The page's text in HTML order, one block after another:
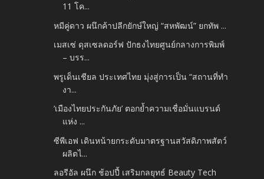
11 โค...
หมีคู่ดาว ผนึกค้าปลีกยักษ์ใหญ่ “สหพัฒน์” ยกทัพ ...
เมสเซ่ ดุสเซลดอร์ฟ ปักธงไทยศูนย์กลางการพิมพ์
– บรร...
พรูเด็นเชียล ประเทศไทย มุ่งสู่การเป็น “สถานที่ทำ
งา...
‘เมืองไทยประกันภัย’ ตอกย้ำความเชื่อมั่นแบรนด์
แห่ง ...
ซีพีเอฟ เดินหน้ายกระดับมาตรฐานสวัสดิภาพสัตว์
ผลิตไ...
ลอรีอัล ผนึก ช้อปปี้ เสริมกลยุทธ์ Beauty Tech